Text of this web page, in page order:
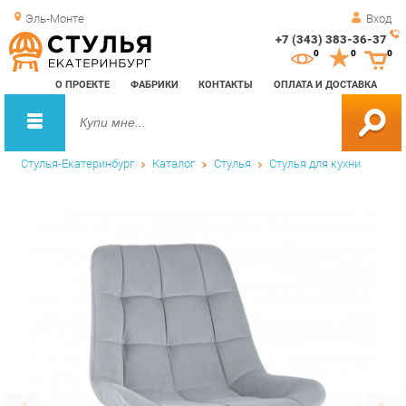
Эль-Монте Вход
+7 (343) 383-36-37
О ПРОЕКТЕ ФАБРИКИ КОНТАКТЫ ОПЛАТА И ДОСТАВКА
0 0
Стулья-Екатеринбург Каталог Стулья Стулья для кухни